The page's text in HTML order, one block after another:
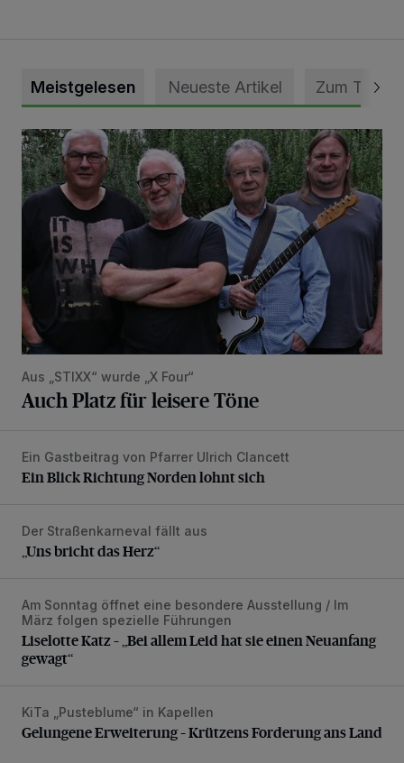
Meistgelesen Neueste Artikel Zum Thema
Auch Platz für leisere Töne
Aus „STIXX“ wurde „X Four“
Auch Platz für leisere Töne
Ein Blick Richtung Norden lohnt sich
Ein Gastbeitrag von Pfarrer Ulrich Clancett
Ein Blick Richtung Norden lohnt sich
„Uns bricht das Herz“
Der Straßenkarneval fällt aus
„Uns bricht das Herz“
Liselotte Katz – „Bei allem Leid hat sie einen Neuanfang
Am Sonntag öffnet eine besondere Ausstellung / Im
März folgen spezielle Führungen
Liselotte Katz – „Bei allem Leid hat sie einen Neuanfang
gewagt“
Gelungene Erweiterung – Krützens Forderung ans Land
KiTa „Pusteblume“ in Kapellen
Gelungene Erweiterung – Krützens Forderung ans Land